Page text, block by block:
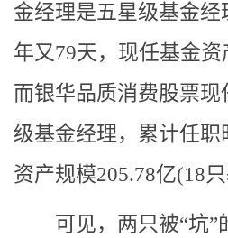
金经理是五星级基金
年又79天，现任基金
而银华品质消费股票
级基金经理，累计任
资产规模205.78亿(18只
可见，两只被“坑”